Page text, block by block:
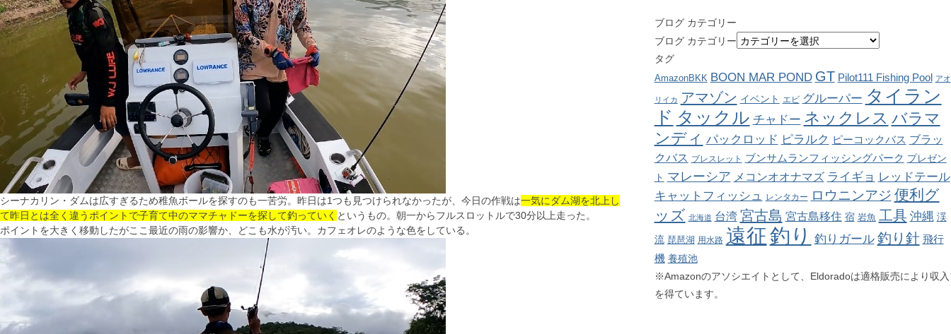
シーナカリン・ダムは広すぎるため稚魚ボールを探すのも一苦労。昨日は1つも見つけられなかったが、今日の作戦は一気にダム湖を北上し
て昨日とは全く違うポイントで子育て中のママチャドーを探して釣っていく というもの。朝一からフルスロットルで30分以上走った。
ポイントを大きく移動したがここ最近の雨の影響か、どこも水が汚い。カフェオレのような色をしている。
ブログ カテゴリー
ブログ カテゴリー
タグ
AmazonBKK BOON MAR POND GT Pilot111 Fishing Pool アオ
リイカ アマゾン イベント エビ グルーパー タイラン
ド タックル チャドー ネックレス バラマ
ンディ パックロッド ピラルク ピーコックバス ブラッ
クバス ブレスレット ブンサムランフィッシングパーク プレゼン
ト マレーシア メコンオオナマズ ライギョ レッドテール
キャットフィッシュ レンタカー ロウニンアジ 便利グ
ッズ 北海道 台湾 宮古島 宮古島移住 宿 岩魚 工具 沖縄 渓
流 琵琶湖 用水路 遠征釣り 釣りガール 釣り針 飛行
機 養殖池
※Amazonのアソシエイトとして、Eldoradoは適格販売により収入
を得ています。